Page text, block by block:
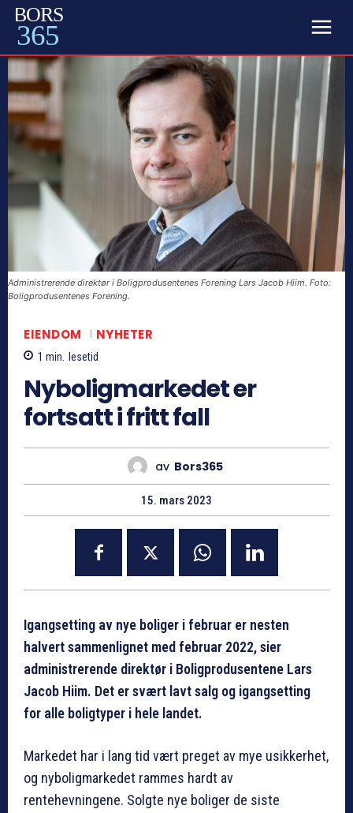
BORS
365
Administrerende direktør i Boligprodusentenes Forening Lars Jacob Hiim. Foto:
Boligprodusentenes Forening.
EIENDOM NYHETER
1 min. lesetid
Nyboligmarkedet er
fortsatt i fritt fall
av Bors365
15. mars 2023
Igangsetting av nye boliger i februar er nesten
halvert sammenlignet med februar 2022, sier
administrerende direktør i Boligprodusentene Lars
Jacob Hiim. Det er svært lavt salg og igangsetting
for alle boligtyper i hele landet.
Markedet har i lang tid vært preget av mye usikkerhet,
og nyboligmarkedet rammes hardt av
rentehevningene. Solgte nye boliger de siste